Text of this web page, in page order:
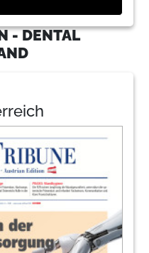
- DENTAL